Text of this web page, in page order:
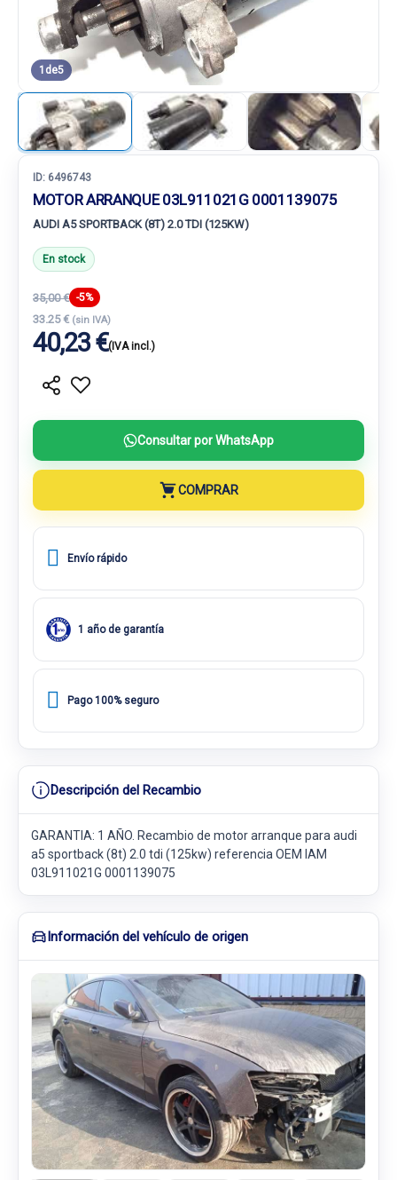
1 de5
ID: 6496743
MOTOR ARRANQUE 03L911021G 0001139075
AUDI A5 SPORTBACK (8T) 2.0 TDI (125KW)
En stock
35,00 € -5%
33.25 € (sin IVA)
40,23 €(IVA incl.)
Consultar por WhatsApp
COMPRAR
Envío rápido
1 año de garantía
Pago 100% seguro
Descripción del Recambio
GARANTIA: 1 AÑO. Recambio de motor arranque para audi
a5 sportback (8t) 2.0 tdi (125kw) referencia OEM IAM
03L911021G 0001139075
Información del vehículo de origen